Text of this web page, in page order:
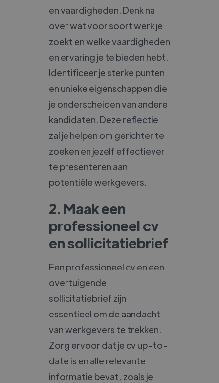
en vaardigheden. Denk na
over wat voor soort werk je
zoekt en welke vaardigheden
en ervaring je te bieden hebt.
Identificeer je sterke punten
en unieke eigenschappen die
je onderscheiden van andere
kandidaten. Deze reflectie
zal je helpen om gerichter te
zoeken en jezelf effectiever
te presenteren aan
potentiële werkgevers.
2. Maak een
professioneel cv
en sollicitatiebrief
Een professioneel cv en een
overtuigende
sollicitatiebrief zijn
essentieel om de aandacht
van werkgevers te trekken.
Zorg ervoor dat je cv up-to-
date is en alle relevante
informatie bevat, zoals je